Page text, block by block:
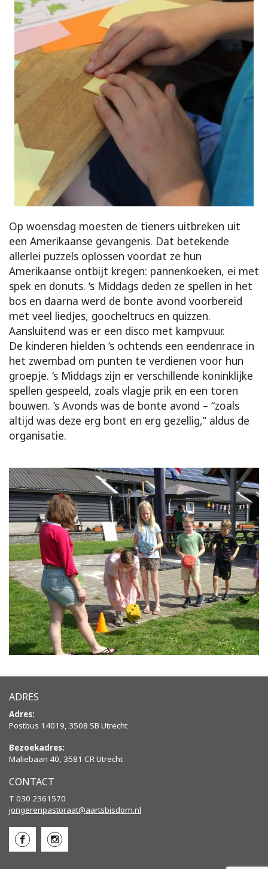
Op woensdag moesten de tieners uitbreken uit
een Amerikaanse gevangenis. Dat betekende
allerlei puzzels oplossen voordat ze hun
Amerikaanse ontbijt kregen: pannenkoeken, ei met
spek en donuts. ‘s Middags deden ze spellen in het
bos en daarna werd de bonte avond voorbereid
met veel liedjes, goocheltrucs en quizzen.
Aansluitend was er een disco met kampvuur.
De kinderen hielden ‘s ochtends een eendenrace in
het zwembad om punten te verdienen voor hun
groepje. ‘s Middags zijn er verschillende koninklijke
spellen gespeeld, zoals vlagje prik en een toren
bouwen. ‘s Avonds was de bonte avond – “zoals
altijd was deze erg bont en erg gezellig,” aldus de
organisatie.
ADRES
Adres:
Postbus 14019, 3508 SB Utrecht
Bezoekadres:
Maliebaan 40, 3581 CR Utrecht
CONTACT
T 030 2361570
jongerenpastoraat@aartsbisdom.nl